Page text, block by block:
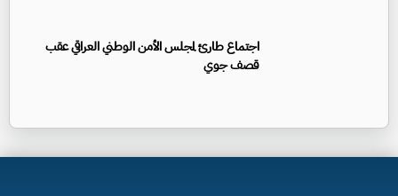
اجتماع طارئ لمجلس الأمن الوطني العراقي عقب
قصف جوي